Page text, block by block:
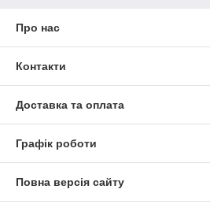
Про нас
Контакти
Доставка та оплата
Графік роботи
Повна версія сайту